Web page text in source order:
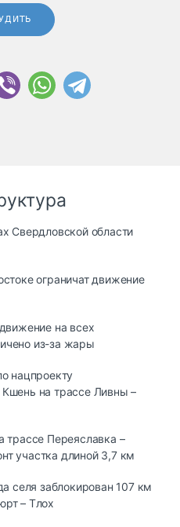
Свердловской области
ограничат движение
на всех
из-за жары
нацпроекту
на трассе Ливны –
трассе Переяславка –
участка длиной 3,7 км
селя заблокирован 107 км
– Тлох